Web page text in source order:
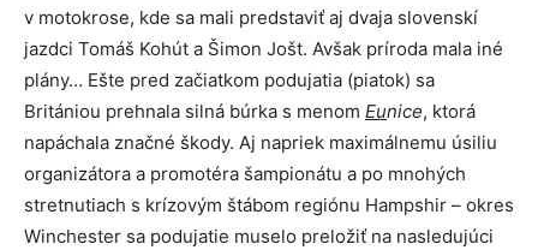
v motokrose, kde sa mali predstaviť aj dvaja slovenskí
jazdci Tomáš Kohút a Šimon Jošt. Avšak príroda mala iné
plány… Ešte pred začiatkom podujatia (piatok) sa
Britániou prehnala silná búrka s menom Eunice, ktorá
napáchala značné škody. Aj napriek maximálnemu úsiliu
organizátora a promotéra šampionátu a po mnohých
stretnutiach s krízovým štábom regiónu Hampshir – okres
Winchester sa podujatie muselo preložiť na nasledujúci